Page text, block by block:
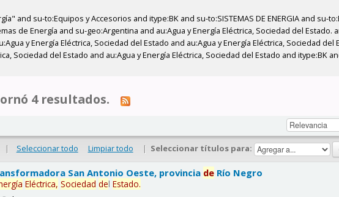
and su-to:Equipos y Accesorios and itype:BK and su-to:SISTEMAS DE ENERGIA and su-
de Energía and su-geo:Argentina and au:Agua y Energía Eléctrica, Sociedad del Estado.
y Energía Eléctrica, Sociedad del Estado and au:Agua y Energía Eléctrica, Sociedad del
Sociedad del Estado and au:Agua y Energía Eléctrica, Sociedad del Estado and itype:BK
4 resultados.
| Seleccionar todo Limpiar todo | Seleccionar títulos para:
San Antonio Oeste, provincia de Río Negro
Eléctrica, Sociedad delEstado.